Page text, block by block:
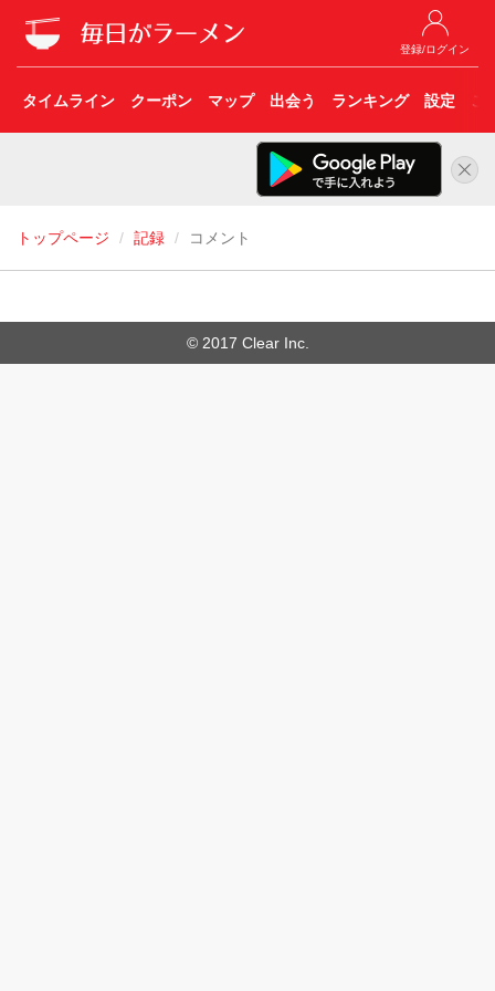
登録/ログイン
タイムライン クーポン マップ 出会う ランキング 設定 こ
トップページ 記録 コメント
© 2017 Clear Inc.